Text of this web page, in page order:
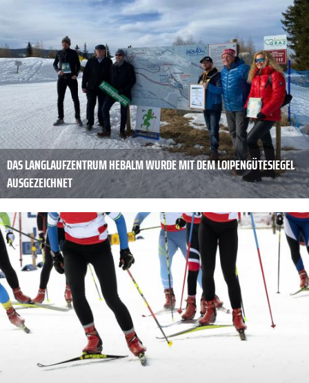
DAS LANGLAUFZENTRUM HEBALM WURDE MIT DEM LOIPENGÜTESIEGEL
AUSGEZEICHNET